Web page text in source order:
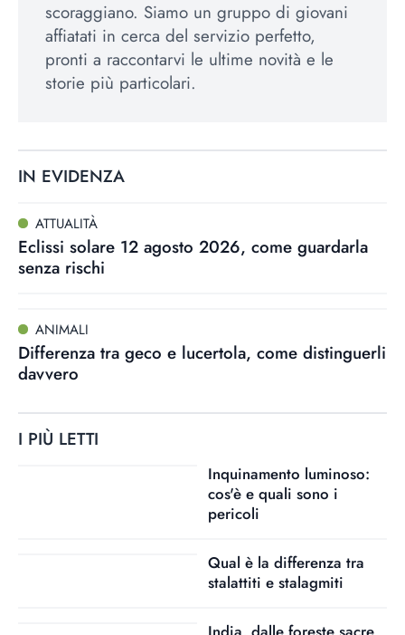
scoraggiano. Siamo un gruppo di giovani
affiatati in cerca del servizio perfetto,
pronti a raccontarvi le ultime novità e le
storie più particolari.
IN EVIDENZA
ATTUALITÀ
Eclissi solare 12 agosto 2026, come guardarla
senza rischi
ANIMALI
Differenza tra geco e lucertola, come distinguerli
davvero
I PIÙ LETTI
Inquinamento luminoso:
cos'è e quali sono i
pericoli
Qual è la differenza tra
stalattiti e stalagmiti